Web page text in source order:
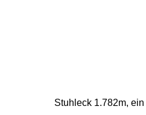
Stuhleck 1.782m,